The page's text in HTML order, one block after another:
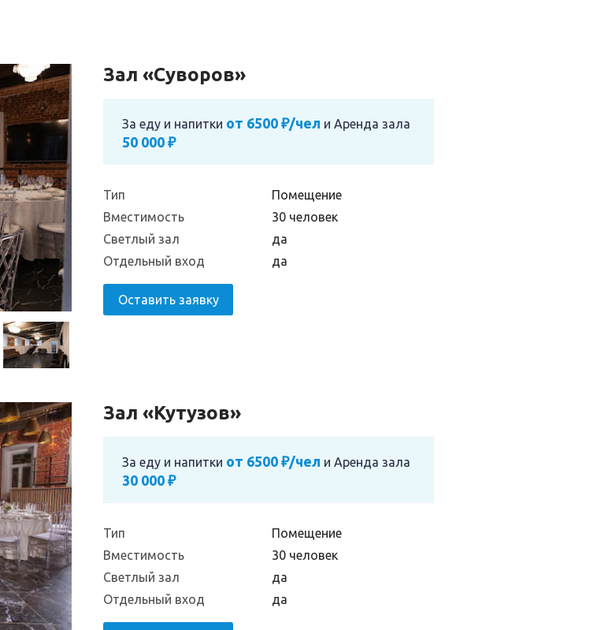
Зал «Суворов»
За еду и напитки от 6500 ₽/чел и Аренда зала
50 000 ₽
Тип
Помещение
Вместимость
30 человек
Светлый зал
да
Отдельный вход
да
Оставить заявку
Зал «Кутузов»
За еду и напитки от 6500 ₽/чел и Аренда зала
30 000 ₽
Тип
Помещение
Вместимость
30 человек
Светлый зал
да
Отдельный вход
да